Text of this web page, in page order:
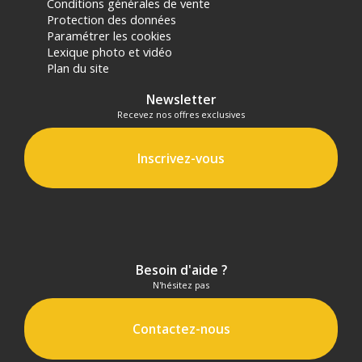
panier.
Protection des données
Paramétrer les cookies
Lexique photo et vidéo
Plan du site
Newsletter
Recevez nos offres exclusives
Inscrivez-vous
Besoin d'aide ?
N'hésitez pas
Contactez-nous